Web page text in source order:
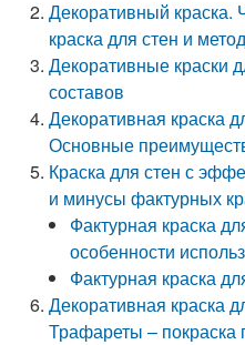
Декоративный краска.
краска для стен и
Декоративные краски
составов
Декоративная краска
Основные
Краска для стен с
и минусы фактурных
Фактурная краска
особенности
Фактурная краска
Декоративная краска
Трафареты – покраска